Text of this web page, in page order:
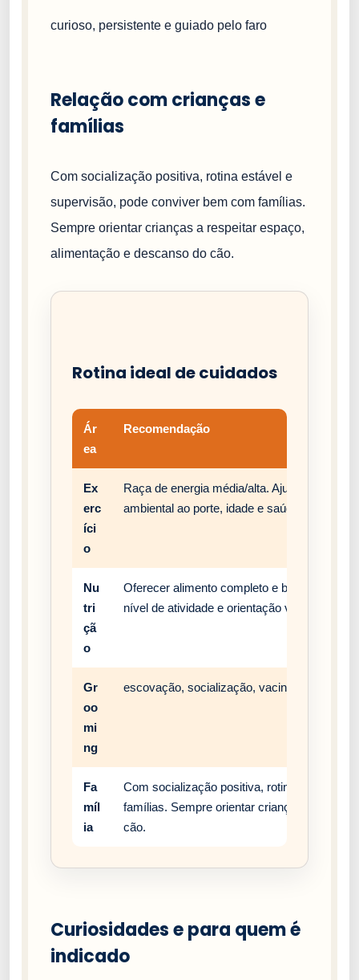
curioso, persistente e guiado pelo faro
Relação com crianças e
famílias
Com socialização positiva, rotina estável e
supervisão, pode conviver bem com famílias.
Sempre orientar crianças a respeitar espaço,
alimentação e descanso do cão.
Rotina ideal de cuidados
Ár
ea
Recomendação
Ex
erc
íci
o
Raça de energia média/alta. Ajuste
ambiental ao porte, idade e saúde do cão.
Nu
tri
çã
o
Oferecer alimento completo e balanceado,
nível de atividade e orientação veterinária.
Gr
oo
mi
ng
escovação, socialização, vacinação e rotina
Fa
míl
ia
Com socialização positiva, rotina estável e
famílias. Sempre orientar crianças a
cão.
Curiosidades e para quem é
indicado